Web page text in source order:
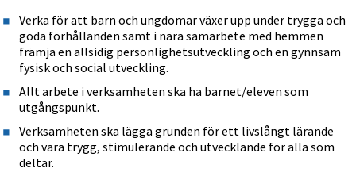
Verka för att barn och ungdomar växer upp under trygga och
goda förhållanden samt i nära samarbete med hemmen
främja en allsidig personlighetsutveckling och en gynnsam
fysisk och social utveckling.
Allt arbete i verksamheten ska ha barnet/eleven som
utgångspunkt.
Verksamheten ska lägga grunden för ett livslångt lärande
och vara trygg, stimulerande och utvecklande för alla som
deltar.